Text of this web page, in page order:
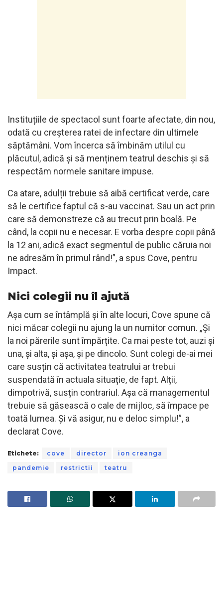
Instituțiile de spectacol sunt foarte afectate, din nou,
odată cu creșterea ratei de infectare din ultimele
săptămâni. Vom încerca să îmbinăm utilul cu
plăcutul, adică și să menținem teatrul deschis și să
respectăm normele sanitare impuse.
Ca atare, adulții trebuie să aibă certificat verde, care
să le certifice faptul că s-au vaccinat. Sau un act prin
care să demonstreze că au trecut prin boală. Pe
când, la copii nu e necesar. E vorba despre copii până
la 12 ani, adică exact segmentul de public căruia noi
ne adresăm în primul rând!”, a spus Cove, pentru
Impact.
Nici colegii nu îl ajută
Așa cum se întâmplă și în alte locuri, Cove spune că
nici măcar colegii nu ajung la un numitor comun. „Și
la noi părerile sunt împărțite. Ca mai peste tot, auzi și
una, și alta, și așa, și pe dincolo. Sunt colegi de-ai mei
care susțin că activitatea teatrului ar trebui
suspendată în actuala situație, de fapt. Alții,
dimpotrivă, susțin contrariul. Așa că managementul
trebuie să găsească o cale de mijloc, să împace pe
toată lumea. Și vă asigur, nu e deloc simplu!”, a
declarat Cove.
Etichete: cove director
ion creanga
pandemie
restrictii teatru